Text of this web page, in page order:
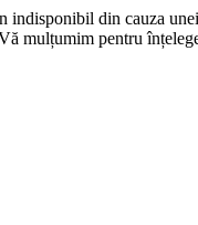
indisponibil din cauza
mulțumim pentru